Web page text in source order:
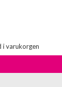
i varukorgen